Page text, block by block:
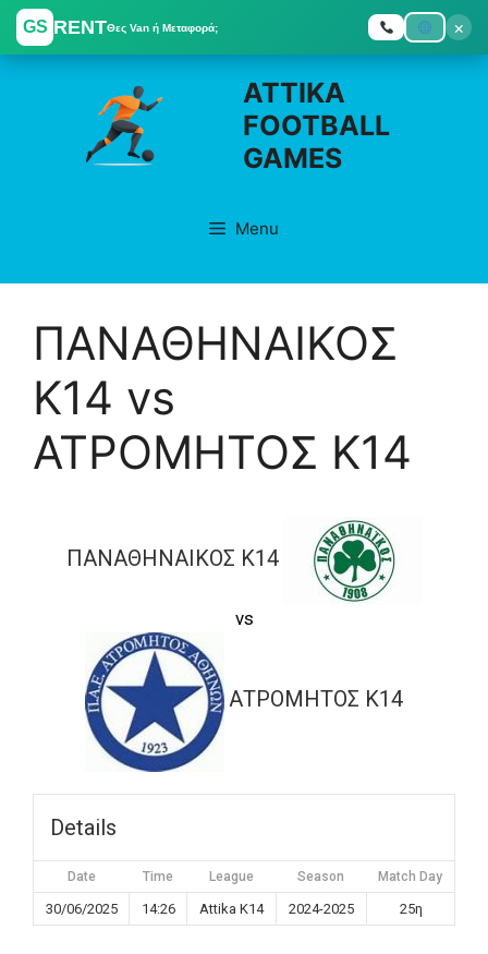
GS RENTΘες Van ή Μεταφορά;
×
Skip
ATTIKA
FOOTBALL
GAMES
Menu
ΠΑΝΑΘΗΝΑΙΚΟΣ
K14 vs
ΑΤΡΟΜΗΤΟΣ K14
ΠΑΝΑΘΗΝΑΙΚΟΣ K14
vs
ΑΤΡΟΜΗΤΟΣ K14
Details
Date Time League Season Match Day
30/06/2025 14:26 Attika K14 2024-2025 25η